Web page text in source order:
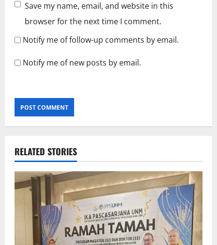
Save my name, email, and website in this
browser for the next time I comment.
Notify me of follow-up comments by email.
Notify me of new posts by email.
RELATED STORIES